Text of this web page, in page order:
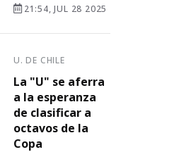
21:54, JUL 28 2025
U. DE CHILE
La "U" se aferra
a la esperanza
de clasificar a
octavos de la
Copa